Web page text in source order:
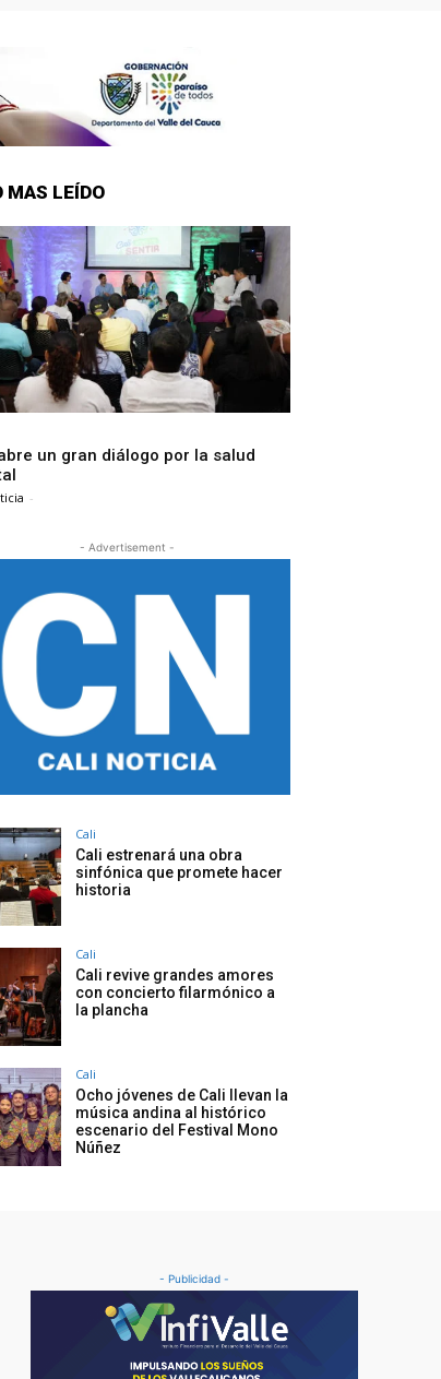
MAS LEÍDO
un gran diálogo por la salud
-
- Advertisement -
Cali
Cali estrenará una obra
sinfónica que promete hacer
historia
Cali
Cali revive grandes amores
con concierto filarmónico a
la plancha
Cali
Ocho jóvenes de Cali llevan la
música andina al histórico
escenario del Festival Mono
Núñez
- Publicidad -